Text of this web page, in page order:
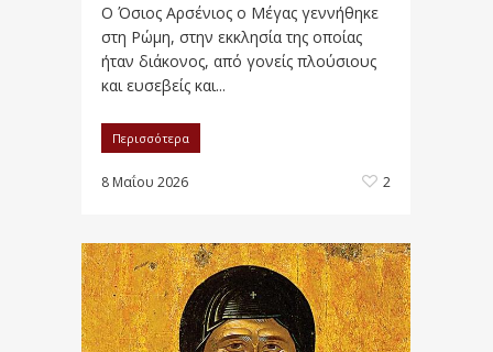
Ο Όσιος Αρσένιος ο Μέγας γεννήθηκε
στη Ρώμη, στην εκκλησία της οποίας
ήταν διάκονος, από γονείς πλούσιους
και ευσεβείς και...
Περισσότερα
8 Μαΐου 2026 2